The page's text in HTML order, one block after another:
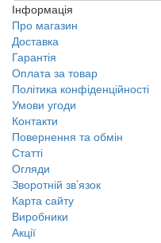
Інформація
Про магазин
Доставка
Гарантія
Оплата за товар
Політика конфіденційності
Умови угоди
Контакти
Повернення та обмін
Статті
Огляди
Зворотній зв’язок
Карта сайту
Виробники
Акції